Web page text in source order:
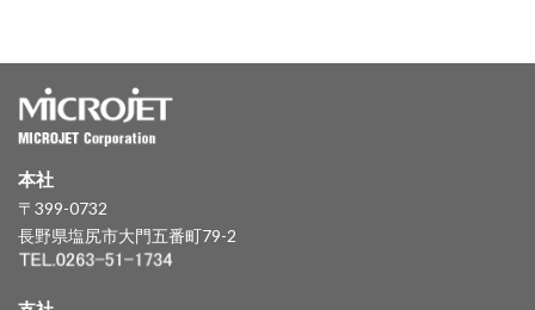
本社
〒399-0732
長野県塩尻市大門五番町79-2